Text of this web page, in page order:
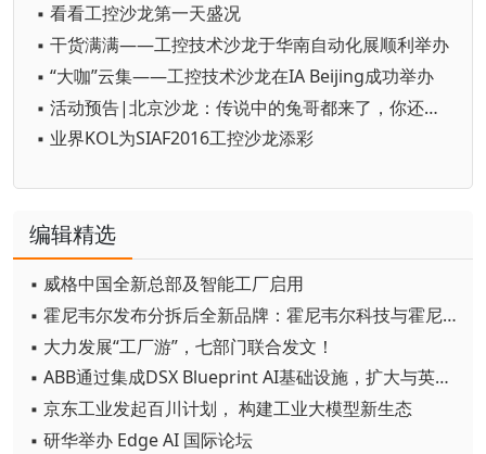
▪ 看看工控沙龙第一天盛况
▪ 干货满满——工控技术沙龙于华南自动化展顺利举办
▪ “大咖”云集——工控技术沙龙在IA Beijing成功举办
▪ 活动预告|北京沙龙：传说中的兔哥都来了，你还不来？
▪ 业界KOL为SIAF2016工控沙龙添彩
编辑精选
▪ 威格中国全新总部及智能工厂启用
▪ 霍尼韦尔发布分拆后全新品牌：霍尼韦尔科技与霍尼韦尔航空航天
▪ 大力发展“工厂游”，七部门联合发文！
▪ ABB通过集成DSX Blueprint AI基础设施，扩大与英伟达的合作
▪ 京东工业发起百川计划， 构建工业大模型新生态
▪ 研华举办 Edge AI 国际论坛